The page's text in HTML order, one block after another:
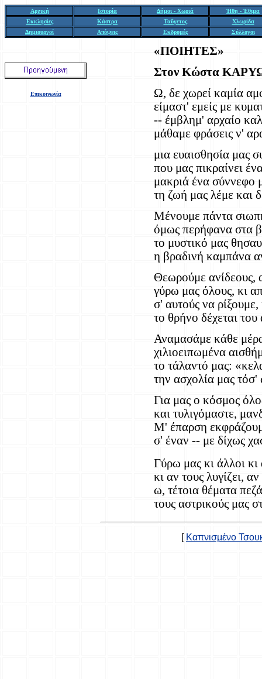
Αρχική Ιστορία Δήμοι - Χωριά
Ήθη - Έθιμα
Εκκλησίες
Κάστρα Ταΰγετος
Χλωρίδα
Δημιουργοί
Απόψεις Εκδρομές Σύλλογοι
Επικοινωνία
«ΠΟΙΗΤΕΣ»
Στον Κώστα
Ω, δε χωρεί καμία
είμαστ' εμείς με
-- έμβλημ' αρχαίο
μάθαμε φράσεις ν'
μια ευαισθησία μας
που μας πικραίνει
μακριά ένα σύννεφο
τη ζωή μας λέμε και
Μένουμε πάντα
όμως περήφανα στα
το μυστικό μας
η βραδινή καμπάνα
Θεωρούμε ανίδεους,
γύρω μας όλους, κι
σ' αυτούς να ρίξουμε,
το θρήνο δέχεται
Αναμασάμε κάθε
χιλιοειπωμένα
το τάλαντό μας:
την ασχολία μας τόσ'
Για μας ο κόσμος
και τυλιγόμαστε,
Μ' έπαρση
σ' έναν -- με δίχως
Γύρω μας κι άλλοι
κι αν τους λυγίζει,
ω, τέτοια θέματα
τους αστρικούς μας
[ Καπνισμένο